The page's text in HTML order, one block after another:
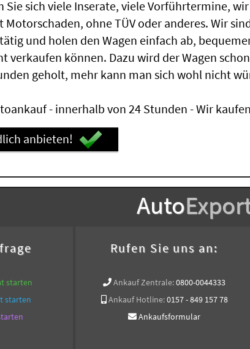
Sie sich viele Inserate, viele Vorführtermine,
Motorschaden, ohne TÜV oder anderes. Wir
und holen den Wagen einfach ab,
verkaufen können. Dazu wird der Wagen
geholt, mehr kann man sich wohl nicht
- innerhalb von 24 Stunden - Wir
anbieten!
Auto
starten
starten
Rufen Sie uns an:
Ankauf Zentrale:0800-0044333
Ankauf Hotline:0157 - 849 157 78
Ankaufsformular